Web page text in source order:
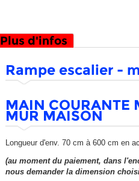
Plus d'infos
Rampe escalier -
MAIN COURANTE
MUR MAISON
Longueur d'env. 70 cm à 600 cm en
(au moment du paiement, dans
nous demander la dimension